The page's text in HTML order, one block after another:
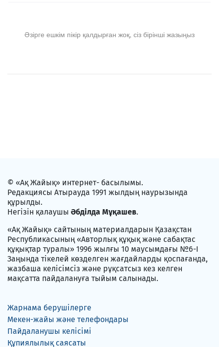
Әзірге ешкім пікір қалдырған жоқ, сіз бірінші жазыңыз
© «Ақ Жайық» интернет- басылымы.
Редакциясы Атырауда 1991 жылдың наурызында
құрылды.
Негізін қалаушы Әбділда Мұқашев.
«Ақ Жайық» сайтының материалдарын Қазақстан
Республикасының «Авторлық құқық және сабақтас
құқықтар туралы» 1996 жылғы 10 маусымдағы №6-I
Заңында тікелей көзделген жағдайларды қоспағанда,
жазбаша келісімсіз және рұқсатсыз кез келген
мақсатта пайдалануға тыйым салынады.
Жарнама берушілерге
Мекен-жайы және телефондары
Пайдаланушы келісімі
Құпиялылық саясаты